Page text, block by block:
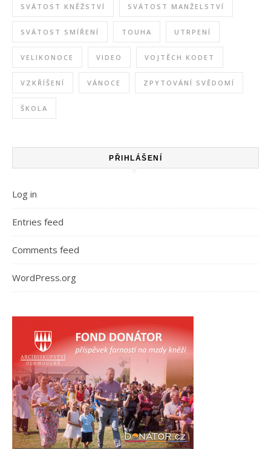
SVÁTOST KNĚŽSTVÍ SVÁTOST MANŽELSTVÍ
SVÁTOST SMÍŘENÍ TOUHA UTRPENÍ
VELIKONOCE VIDEO VOJTĚCH KODET
VZKŘÍŠENÍ VÁNOCE ZPYTOVÁNÍ SVĚDOMÍ
ŠKOLA
PŘIHLÁŠENÍ
Log in
Entries feed
Comments feed
WordPress.org